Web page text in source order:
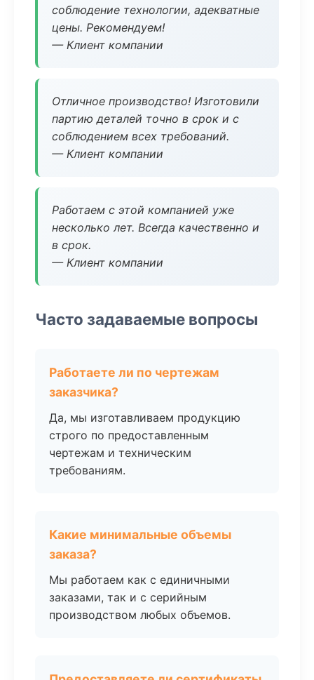
соблюдение технологии, адекватные
цены. Рекомендуем!
— Клиент компании
Отличное производство! Изготовили
партию деталей точно в срок и с
соблюдением всех требований.
— Клиент компании
Работаем с этой компанией уже
несколько лет. Всегда качественно и
в срок.
— Клиент компании
Часто задаваемые вопросы
Работаете ли по чертежам
заказчика?
Да, мы изготавливаем продукцию
строго по предоставленным
чертежам и техническим
требованиям.
Какие минимальные объемы
заказа?
Мы работаем как с единичными
заказами, так и с серийным
производством любых объемов.